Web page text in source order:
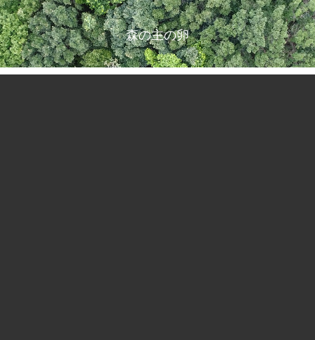
森の主の卵